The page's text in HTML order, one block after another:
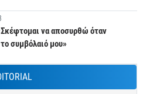
να αποσυρθώ όταν
συμβόλαιό μου»